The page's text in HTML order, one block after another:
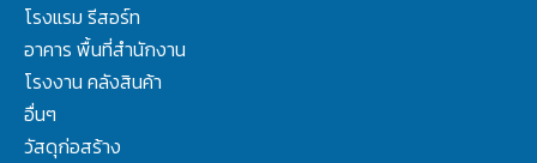
โรงแรม รีสอร์ท
อาคาร พื้นที่สำนักงาน
โรงงาน คลังสินค้า
อื่นๆ
วัสดุก่อสร้าง